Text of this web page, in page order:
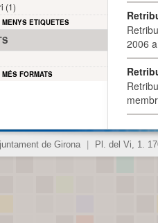
2006
(1)
MENYS ETIQUETES
FORMATS
de Girona Pl. del Vi, 1.